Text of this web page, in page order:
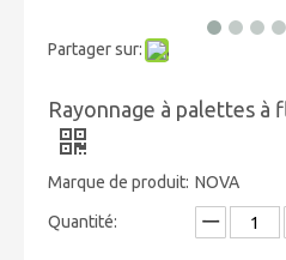
Partager sur:
Rayonnage à palettes à
Marque de produit: NOVA
Quantité: